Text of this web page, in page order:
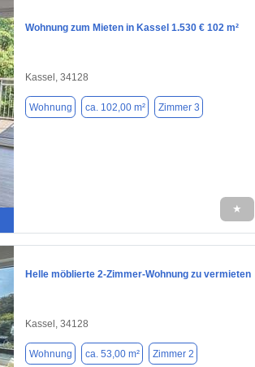
Wohnung zum Mieten in Kassel 1.530 € 102 m²
Kassel, 34128
Wohnung ca. 102,00 m² Zimmer 3
★
Helle möblierte 2-Zimmer-Wohnung zu vermieten
Kassel, 34128
Wohnung ca. 53,00 m² Zimmer 2